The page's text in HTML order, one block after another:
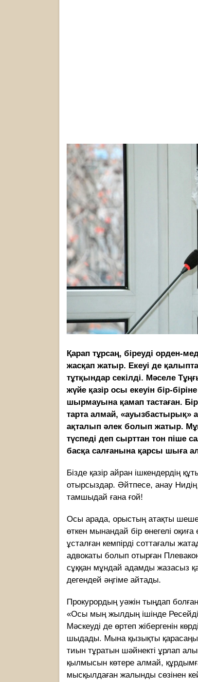
Қарап тұрсаң, біреуді орден-
жасқап жатыр. Екеуі де
тұтқындар секілді. Мәселе
жүйе қазір осы екеуін бір-
шырмауына қамап тастаған.
тарта алмай, «ауызбастырық»
ақталып әлек болып жатыр.
түспеді деп сырттан тон піше
басқа салғанына қарсы шыға
Бізде қазір айран ішкендердің
отырсыздар. Әйтпесе, анау Нидің
тамшыдай ғана ғой!
Осы арада, орыстың атақты
өткен мынандай бір өнегелі
ұсталған кемпірді соттағалы
адвокаты болып отырған
сұққан мұндай адамды жазасыз
дегендей әңгіме айтады.
Прокурордың уәжін тыңдап
«Осы мың жылдың ішінде
Мәскеуді де өртеп жібергенін
шыдады. Мына қызықты
тиын тұратын шәйнекті ұрлап
қылмысын көтере алмай,
мысқылдаған жалынды сөзінен